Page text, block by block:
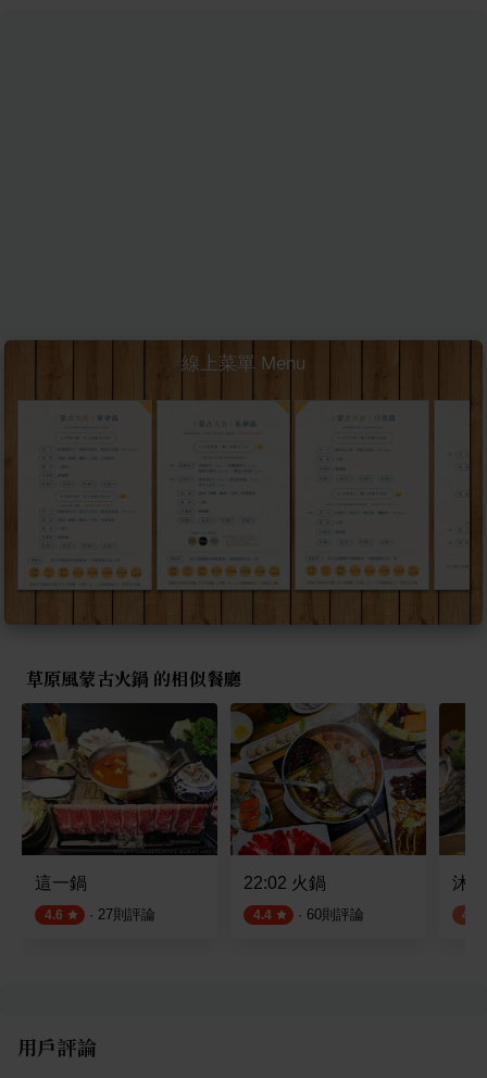
線上菜單 Menu
草原風蒙古火鍋 的相似餐廳
這一鍋
4.6 · 27則評論
22:02 火鍋
4.4 · 60則評論
沐
4.3
用戶評論